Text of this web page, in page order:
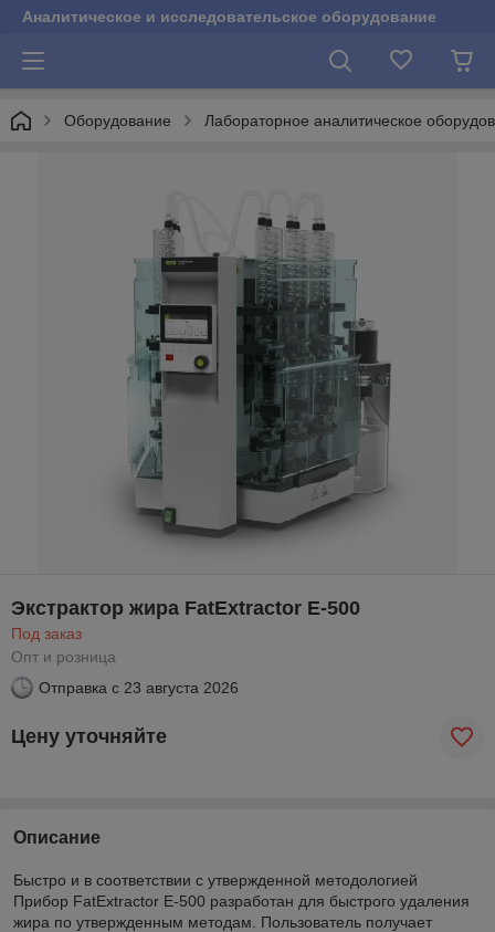
Аналитическое и исследовательское оборудование
Оборудование Лабораторное аналитическое
Экстрактор жира FatExtractor E-500
Под заказ
Опт и розница
Отправка с 23 августа 2026
Цену уточняйте
Описание
Быстро и в соответствии с утвержденной методологией
Прибор FatExtractor E-500 разработан для быстрого удаления
жира по утвержденным методам. Пользователь получает